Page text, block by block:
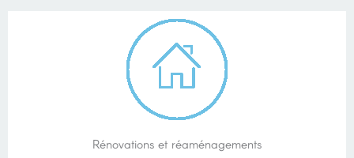
Rénovations et réaménagements